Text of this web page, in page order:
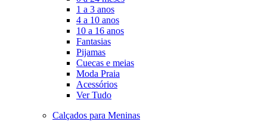
1 a 3 anos
4 a 10 anos
10 a 16 anos
Fantasias
Pijamas
Cuecas e meias
Moda Praia
Acessórios
Ver Tudo
Calçados para Meninas